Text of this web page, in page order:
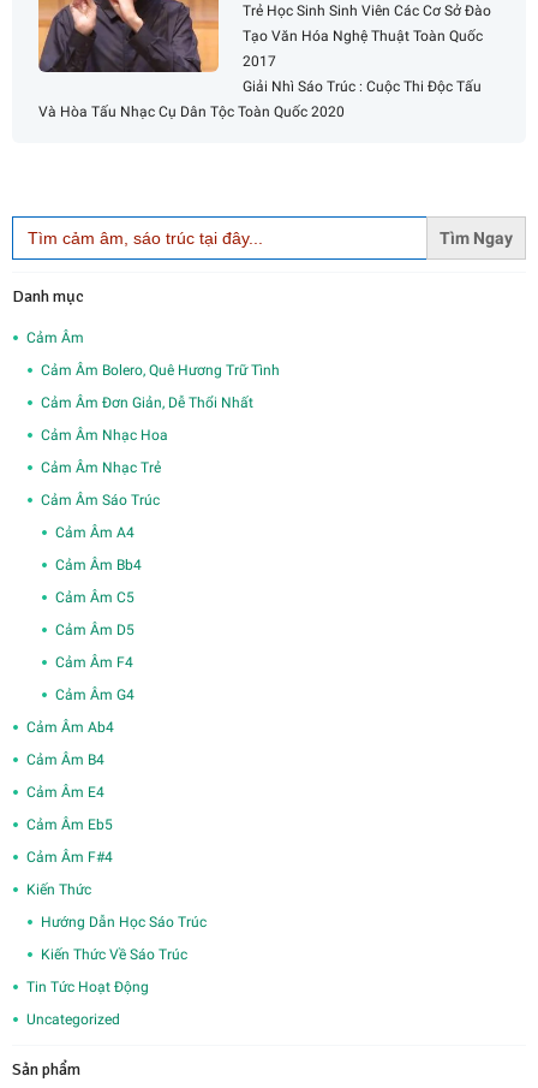
Trẻ Học Sinh Sinh Viên Các Cơ Sở Đào
Tạo Văn Hóa Nghệ Thuật Toàn Quốc
2017
Giải Nhì Sáo Trúc : Cuộc Thi Độc Tấu
Và Hòa Tấu Nhạc Cụ Dân Tộc Toàn Quốc 2020
Search
for:
Danh mục
Cảm Âm
Cảm Âm Bolero, Quê Hương Trữ Tình
Cảm Âm Đơn Giản, Dễ Thổi Nhất
Cảm Âm Nhạc Hoa
Cảm Âm Nhạc Trẻ
Cảm Âm Sáo Trúc
Cảm Âm A4
Cảm Âm Bb4
Cảm Âm C5
Cảm Âm D5
Cảm Âm F4
Cảm Âm G4
Cảm Âm Ab4
Cảm Âm B4
Cảm Âm E4
Cảm Âm Eb5
Cảm Âm F#4
Kiến Thức
Hướng Dẫn Học Sáo Trúc
Kiến Thức Về Sáo Trúc
Tin Tức Hoạt Động
Uncategorized
Sản phẩm